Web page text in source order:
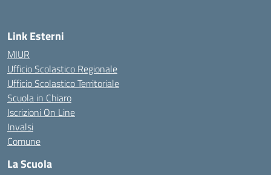
Link Esterni
MIUR
Ufficio Scolastico Regionale
Ufficio Scolastico Territoriale
Scuola in Chiaro
Iscrizioni On Line
Invalsi
Comune
La Scuola